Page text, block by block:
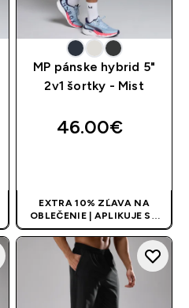
MP pánske hybrid 5"
2v1 šortky - Mist
46.00€‎
EXTRA 10% ZĽAVA NA
OBLEČENIE | APLIKUJE SA
AUTOMATICKY PRI KÚPE 3
KS